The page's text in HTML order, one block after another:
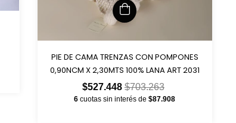
PIE DE CAMA TRENZAS CON POMPONES
0,90NCM X 2,30MTS 100% LANA ART 2031
$527.448$703.263
6 cuotas sin interés de$87.908